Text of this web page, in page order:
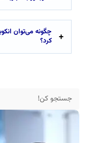
چگونه می‌توان
کرد؟